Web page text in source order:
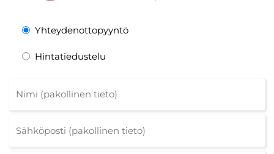
Yhteydenottopyyntö
Hintatiedustelu